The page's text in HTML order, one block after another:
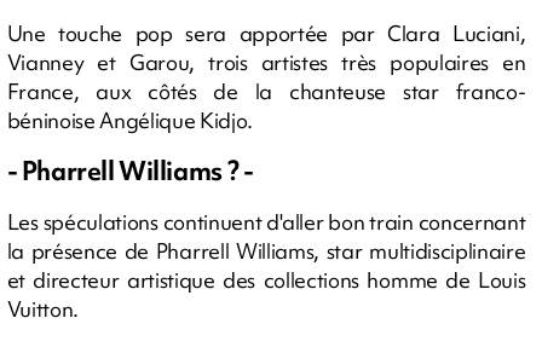
Une touche pop sera apportée par Clara Luciani,
Vianney et Garou, trois artistes très populaires en
France, aux côtés de la chanteuse star franco-
béninoise Angélique Kidjo.
- Pharrell Williams ? -
Les spéculations continuent d'aller bon train concernant
la présence de Pharrell Williams, star multidisciplinaire
et directeur artistique des collections homme de Louis
Vuitton.